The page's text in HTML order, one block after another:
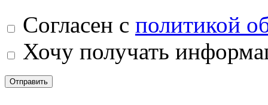
Согласен с политикой
Хочу получать
Отправить